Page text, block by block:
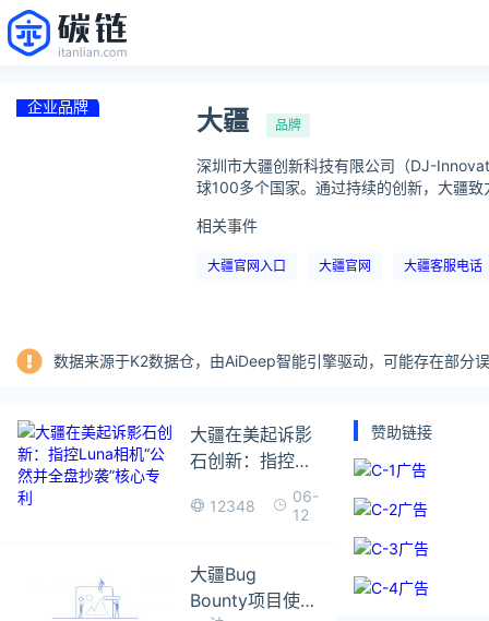
企业品牌 大疆 品牌
深圳市大疆创新科技有限公司（DJ-
球100多个国家。通过持续的创新，大疆
相关事件
大疆官网入口 大疆官网 大疆客服电话
数据来源于K2数据仓，由AiDeep智能引擎驱动，可能存在部分
大疆在美起诉影
石创新：指控
Luna相机“公然
并全盘抄袭”核心
12348
06-
12
大疆Bug
Bounty项目使用
赞助链接